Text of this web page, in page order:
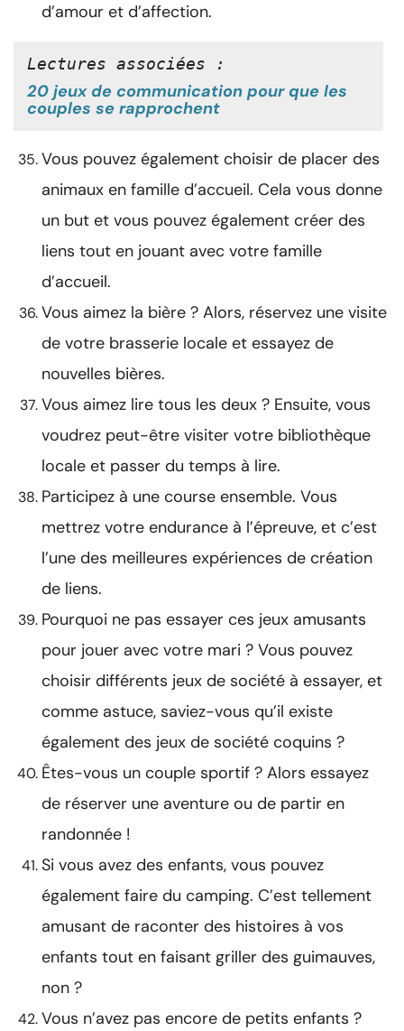
d’amour et d’affection.
Lectures associées :
20 jeux de communication pour que les
couples se rapprochent
Vous pouvez également choisir de placer des
animaux en famille d’accueil. Cela vous donne
un but et vous pouvez également créer des
liens tout en jouant avec votre famille
d’accueil.
Vous aimez la bière ? Alors, réservez une visite
de votre brasserie locale et essayez de
nouvelles bières.
Vous aimez lire tous les deux ? Ensuite, vous
voudrez peut-être visiter votre bibliothèque
locale et passer du temps à lire.
Participez à une course ensemble. Vous
mettrez votre endurance à l’épreuve, et c’est
l’une des meilleures expériences de création
de liens.
Pourquoi ne pas essayer ces jeux amusants
pour jouer avec votre mari ? Vous pouvez
choisir différents jeux de société à essayer, et
comme astuce, saviez-vous qu’il existe
également des jeux de société coquins ?
Êtes-vous un couple sportif ? Alors essayez
de réserver une aventure ou de partir en
randonnée !
Si vous avez des enfants, vous pouvez
également faire du camping. C’est tellement
amusant de raconter des histoires à vos
enfants tout en faisant griller des guimauves,
non ?
Vous n’avez pas encore de petits enfants ?